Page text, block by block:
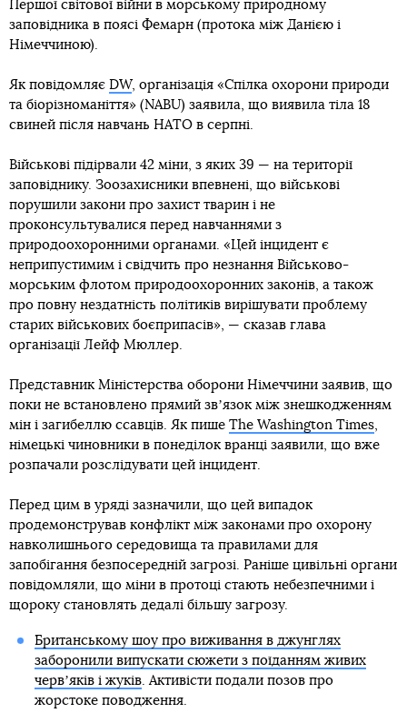
Першої світової війни в морському природному
заповідника в поясі Фемарн (протока між Данією і
Німеччиною).
Як повідомляє DW, організація «Спілка охорони природи
та біорізноманіття» (NABU) заявила, що виявила тіла 18
свиней після навчань НАТО в серпні.
Військові підірвали 42 міни, з яких 39 — на території
заповіднику. Зоозахисники впевнені, що військові
порушили закони про захист тварин і не
проконсультувалися перед навчаннями з
природоохоронними органами. «Цей інцидент є
неприпустимим і свідчить про незнання Військово-
морським флотом природоохоронних законів, а також
про повну нездатність політиків вирішувати проблему
старих військових боєприпасів», — сказав глава
організації Лейф Мюллер.
Представник Міністерства оборони Німеччини заявив, що
поки не встановлено прямий звʼязок між знешкодженням
мін і загибеллю ссавців. Як пише The Washington Times,
німецькі чиновники в понеділок вранці заявили, що вже
розпачали розслідувати цей інцидент.
Перед цим в уряді зазначили, що цей випадок
продемонстрував конфлікт між законами про охорону
навколишнього середовища та правилами для
запобігання безпосередній загрозі. Раніше цивільні органи
повідомляли, що міни в протоці стають небезпечними і
щороку становлять дедалі більшу загрозу.
Британському шоу про виживання в джунглях
заборонили випускати сюжети з поїданням живих
червʼяків і жуків. Активісти подали позов про
жорстоке поводження.